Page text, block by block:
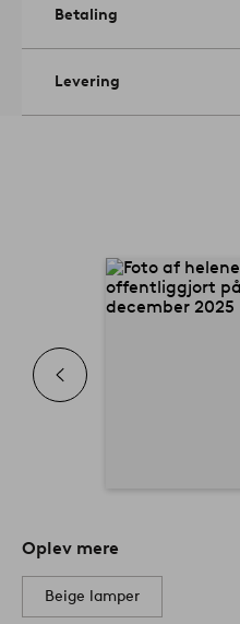
Betaling
Levering
Oplev mere
Beige lamper